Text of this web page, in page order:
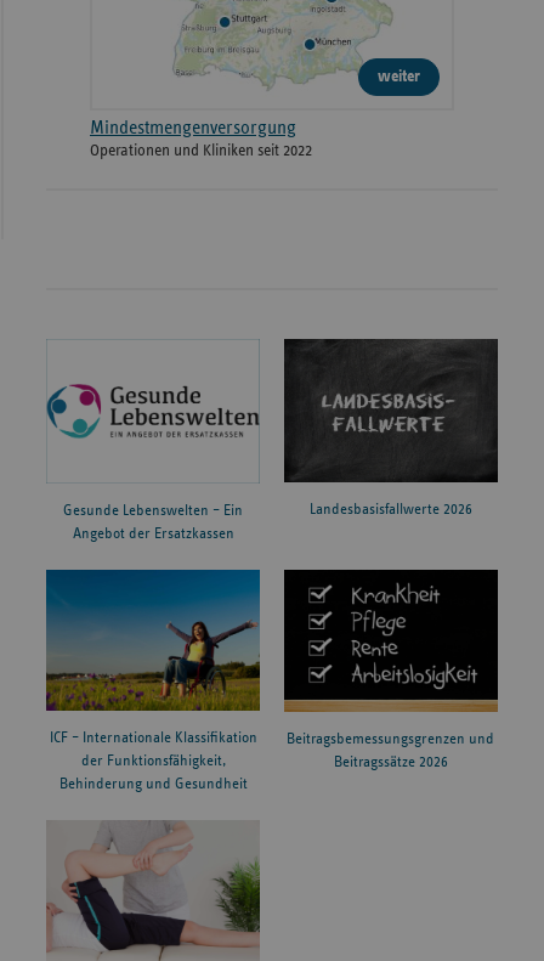
weiter
Mindestmengenversorgung
Operationen und Kliniken seit 2022
Gesunde Lebenswelten – Ein
Angebot der Ersatzkassen
Landesbasisfallwerte 2026
ICF – Internationale Klassifikation
der Funktionsfähigkeit,
Behinderung und Gesundheit
Beitragsbemessungsgrenzen und
Beitragssätze 2026